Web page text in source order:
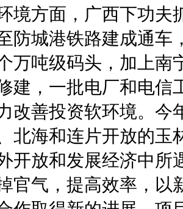
境方面，广西下功夫
防城港铁路建成通车
万吨级码头，加上
建，一批电厂和电信
改善投资软环境。今
北海和连片开放的玉
开放和发展经济中所
官气，提高效率，以